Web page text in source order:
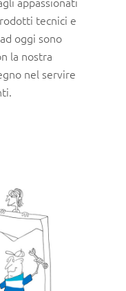
tecnici e
oggi sono
la nostra
nel servire